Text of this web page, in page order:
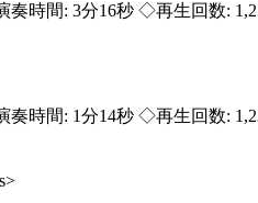
奏時間: 3分16秒 ◇再生回数:
奏時間: 1分14秒 ◇再生回数: